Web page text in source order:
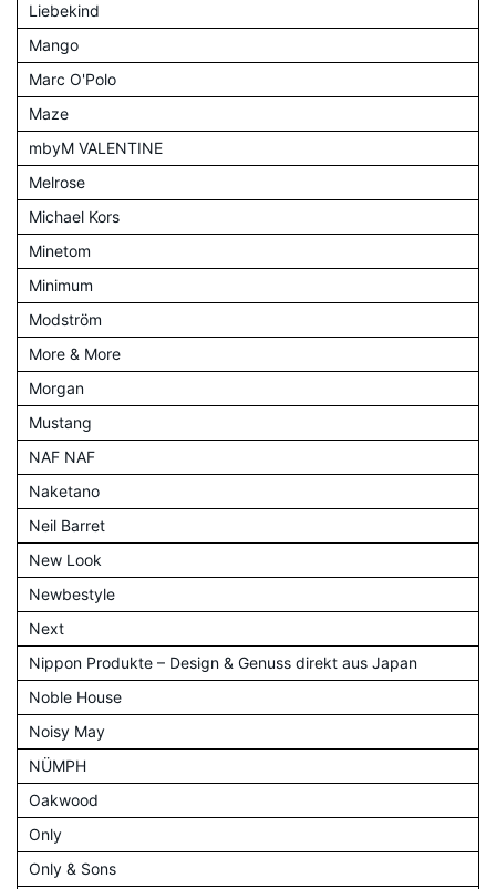
Liebekind
Mango
Marc O'Polo
Maze
mbyM VALENTINE
Melrose
Michael Kors
Minetom
Minimum
Modström
More & More
Morgan
Mustang
NAF NAF
Naketano
Neil Barret
New Look
Newbestyle
Next
Nippon Produkte – Design & Genuss direkt aus Japan
Noble House
Noisy May
NÜMPH
Oakwood
Only
Only & Sons